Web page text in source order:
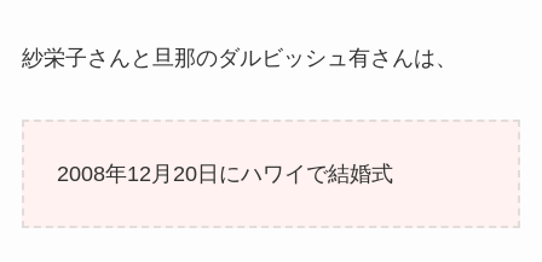
紗栄子さんと旦那のダルビッシュ有さんは、
2008年12月20日にハワイで結婚式